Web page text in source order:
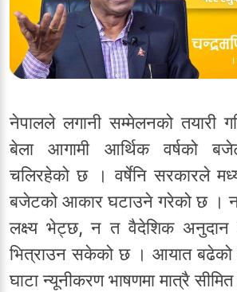
नेपालले लगानी सम्मेलनको तयारी
बेला आगामी आर्थिक वर्षको
चलिरहेको छ । वर्षेनि सरकारले
बजेटको आकार घटाउने गरेको छ ।
लक्ष्य भेट्छ, न त वैदेशिक अनुदान
भित्राउन सकेको छ । आयात बढेको
घाटा न्यूनीकरण भाषणमा मात्रै